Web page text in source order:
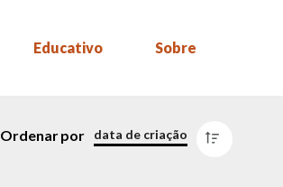
Educativo Sobre
Ordenarpor data de criação